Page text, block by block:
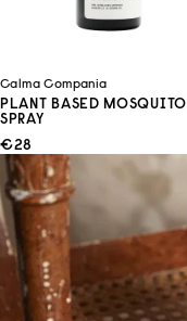
Calma Compania
PLANT BASED MOSQUITO
SPRAY
ANGEBOT
€28